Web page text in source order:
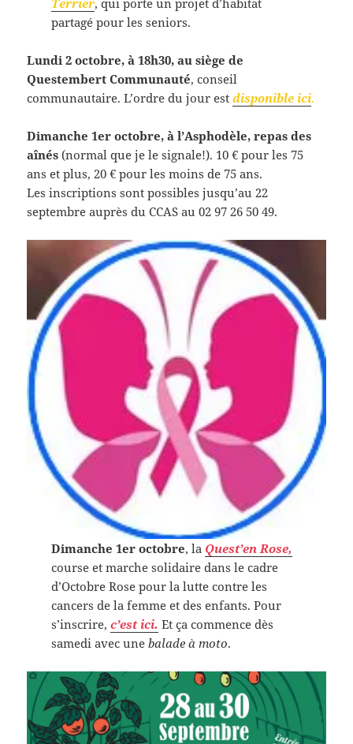
Terrier, qui porte un projet d’habitat
partagé pour les seniors.
Lundi 2 octobre, à 18h30, au siège de
Questembert Communauté, conseil
communautaire. L’ordre du jour estdisponible ici.
Dimanche 1er octobre, à l’Asphodèle, repas des
aînés (normal que je le signale!). 10 € pour les 75
ans et plus, 20 € pour les moins de 75 ans.
Les inscriptions sont possibles jusqu’au 22
septembre auprès du CCAS au 02 97 26 50 49.
Dimanche 1er octobre, la Quest’en Rose,
course et marche solidaire dans le cadre
d’Octobre Rose pour la lutte contre les
cancers de la femme et des enfants. Pour
s’inscrire, c’est ici. Et ça commence dès
samedi avec une balade à moto.